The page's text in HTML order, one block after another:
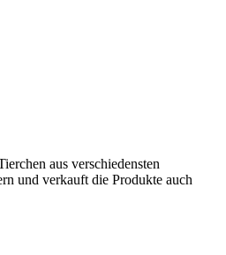
aus verschiedensten
und verkauft die Produkte auch